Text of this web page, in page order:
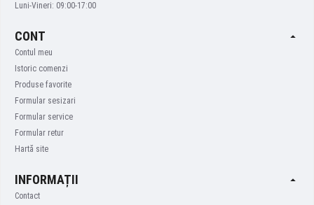
Luni-Vineri: 09:00-17:00
CONT
Contul meu
Istoric comenzi
Produse favorite
Formular sesizari
Formular service
Formular retur
Hartă site
INFORMAȚII
Contact